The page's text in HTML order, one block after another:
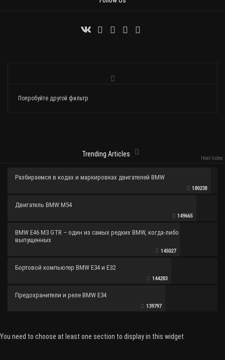
Попробуйте другой фильтр
Trending Articles
Heat Index
Разбираемся в кодах и маркировках двигателей BMW
180238
Двигатель BMW M54
149665
BMW E46 M3 GTR – один из самых редких BMW, когда-либо
выпущенных
145027
Бортовой компьютер BMW E34 и E32
144283
Предохранители и реле BMW E34
139797
You need to choose at least one section to display in this widget